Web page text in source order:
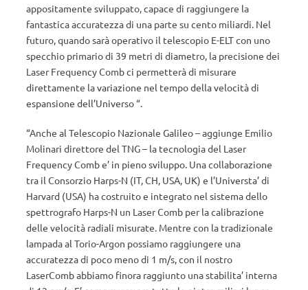
appositamente sviluppato, capace di raggiungere la
fantastica accuratezza di una parte su cento miliardi. Nel
futuro, quando sarà operativo il telescopio E-ELT con uno
specchio primario di 39 metri di diametro, la precisione dei
Laser Frequency Comb ci permetterà di misurare
direttamente la variazione nel tempo della velocità di
espansione dell’Universo “.
“Anche al Telescopio Nazionale Galileo – aggiunge Emilio
Molinari direttore del TNG – la tecnologia del Laser
Frequency Comb e’ in pieno sviluppo. Una collaborazione
tra il Consorzio Harps-N (IT, CH, USA, UK) e l’Universta’ di
Harvard (USA) ha costruito e integrato nel sistema dello
spettrografo Harps-N un Laser Comb per la calibrazione
delle velocità radiali misurate. Mentre con la tradizionale
lampada al Torio-Argon possiamo raggiungere una
accuratezza di poco meno di 1 m/s, con il nostro
LaserComb abbiamo finora raggiunto una stabilita’ interna